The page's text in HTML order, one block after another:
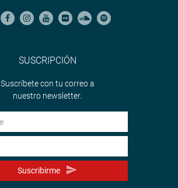
SUSCRIPCIÓN
Suscríbete con tu correo a
nuestro newsletter.
Suscribirme